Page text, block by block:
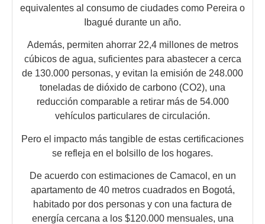
equivalentes al consumo de ciudades como Pereira o
Ibagué durante un año.
Además, permiten ahorrar 22,4 millones de metros
cúbicos de agua, suficientes para abastecer a cerca
de 130.000 personas, y evitan la emisión de 248.000
toneladas de dióxido de carbono (CO2), una
reducción comparable a retirar más de 54.000
vehículos particulares de circulación.
Pero el impacto más tangible de estas certificaciones
se refleja en el bolsillo de los hogares.
De acuerdo con estimaciones de Camacol, en un
apartamento de 40 metros cuadrados en Bogotá,
habitado por dos personas y con una factura de
energía cercana a los $120.000 mensuales, una